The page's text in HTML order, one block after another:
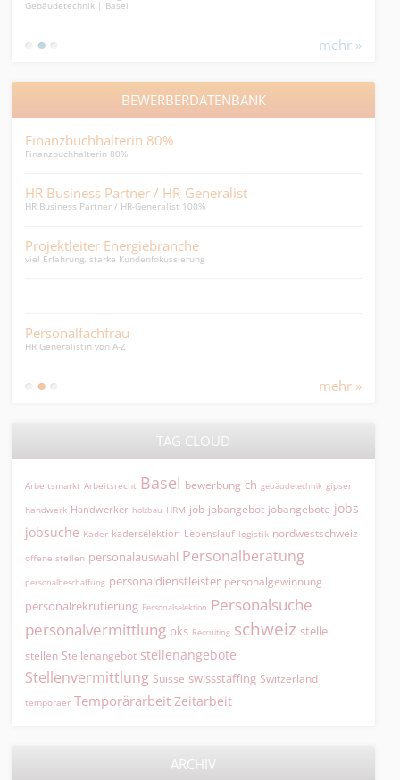
Gebäudetechnik | Basel
mehr »
BEWERBERDATENBANK
Finanzbuchhalterin 80%
Finanzbuchhalterin 80%
HR Business Partner / HR-Generalist
HR Business Partner / HR-Generalist 100%
Projektleiter Energiebranche
viel Erfahrung, starke Kundenfokussierung
Personalfachfrau
HR Generalistin von A-Z
mehr »
TAG CLOUD
Arbeitsmarkt Arbeitsrecht Basel bewerbung ch gebäudetechnik gipser
handwerk Handwerker holzbau HRM job jobangebot jobangebote jobs
jobsuche Kader kaderselektion Lebenslauf logistik nordwestschweiz
offene stellen personalauswahl Personalberatung
personalbeschaffung personaldienstleister personalgewinnung
personalrekrutierung Personalselektion Personalsuche
personalvermittlung pks Recruiting schweiz stelle
stellen Stellenangebot stellenangebote
Stellenvermittlung Suisse swissstaffing Switzerland
temporaer Temporärarbeit Zeitarbeit
ARCHIV